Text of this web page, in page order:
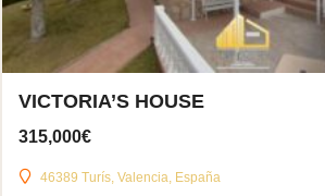
VICTORIA’S HOUSE
315,000€
46389 Turís, Valencia, España